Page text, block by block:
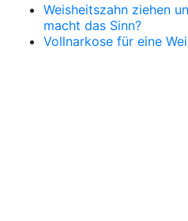
Weisheitszahn ziehen
macht das Sinn?
Vollnarkose für eine